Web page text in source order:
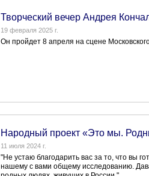
Творческий вечер Андрея
19 февраля 2025 г.
Он пройдет 8 апреля на сцене
Народный проект «Это мы.
11 июля 2024 г.
"Не устаю благодарить вас за то, что вы
нашему с вами общему исследованию.